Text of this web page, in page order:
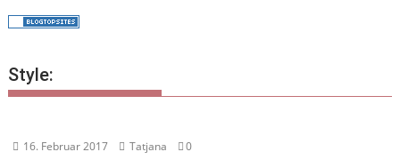
Style:
16. Februar 2017 Tatjana 0